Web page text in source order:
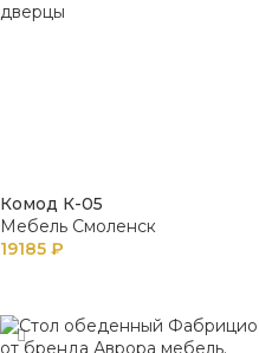
Комод К-05
Мебель Смоленск
19185 ₽